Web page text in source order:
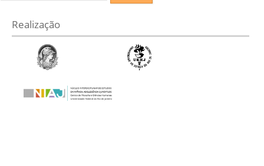
Realização